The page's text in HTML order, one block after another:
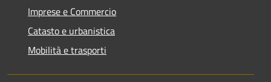
Imprese e Commercio
Catasto e urbanistica
Mobilità e trasporti